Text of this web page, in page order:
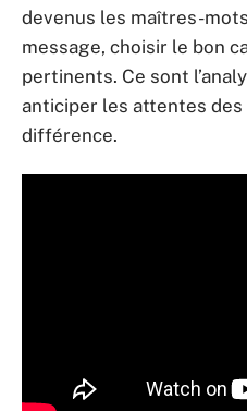
devenus les maîtres-
message, choisir le bon
pertinents. Ce sont
anticiper les attentes
différence.